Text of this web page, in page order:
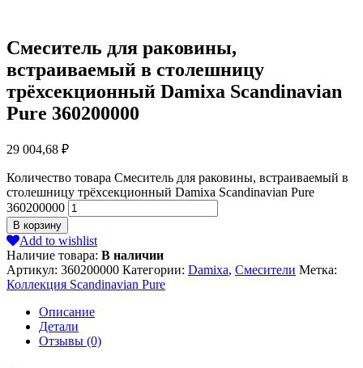
Смеситель для раковины,
встраиваемый в столешницу
трёхсекционный Damixa Scandinavian
Pure 360200000
29 004,68 ₽
Количество товара Смеситель для раковины, встраиваемый в
столешницу трёхсекционный Damixa Scandinavian Pure
360200000
В корзину
Add to wishlist
Наличие товара: В наличии
Артикул: 360200000 Категории: Damixa, Смесители Метка:
Коллекция Scandinavian Pure
Описание
Детали
Отзывы (0)